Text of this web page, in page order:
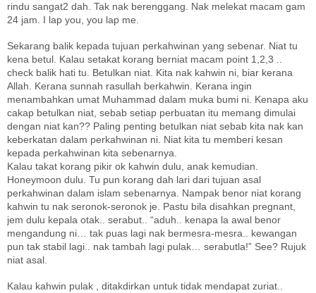
rindu sangat2 dah. Tak nak berenggang. Nak melekat macam gam
24 jam. I lap you, you lap me.
Sekarang balik kepada tujuan perkahwinan yang sebenar. Niat tu
kena betul. Kalau setakat korang berniat macam point 1,2,3 ..
check balik hati tu. Betulkan niat. Kita nak kahwin ni, biar kerana
Allah. Kerana sunnah rasullah berkahwin. Kerana ingin
menambahkan umat Muhammad dalam muka bumi ni. Kenapa aku
cakap betulkan niat, sebab setiap perbuatan itu memang dimulai
dengan niat kan?? Paling penting betulkan niat sebab kita nak kan
keberkatan dalam perkahwinan ni. Niat kita tu memberi kesan
kepada perkahwinan kita sebenarnya.
Kalau takat korang pikir ok kahwin dulu, anak kemudian.
Honeymoon dulu. Tu pun korang dah lari dari tujuan asal
perkahwinan dalam islam sebenarnya. Nampak benor niat korang
kahwin tu nak seronok-seronok je. Pastu bila disahkan pregnant,
jem dulu kepala otak.. serabut.. “aduh.. kenapa la awal benor
mengandung ni… tak puas lagi nak bermesra-mesra.. kewangan
pun tak stabil lagi.. nak tambah lagi pulak… serabutla!” See? Rujuk
niat asal.
Kalau kahwin pulak , ditakdirkan untuk tidak mendapat zuriat..